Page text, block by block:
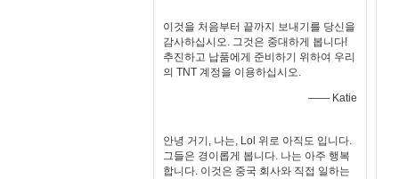
이것을 처음부터 끝까지 보내기를 당신을
감사하십시오. 그것은 중대하게 봅니다!
추진하고 납품에게 준비하기 위하여 우리
의 TNT 계정을 이용하십시오.
—— Katie
안녕 거기, 나는, Lol 위로 아직도 입니다.
그들은 경이롭게 봅니다. 나는 아주 행복
합니다. 이것은 중국 회사와 직접 일하는